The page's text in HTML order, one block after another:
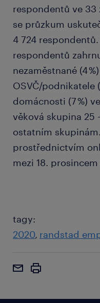
respondentů ve 33
se průzkum
4 724
respondentů
nezaměstnané (4
OSVČ/podnikatele
domácnosti (7 %)
věková skupina 25
ostatním
prostřednictvím
mezi 18.
tagy:
2020 randstad